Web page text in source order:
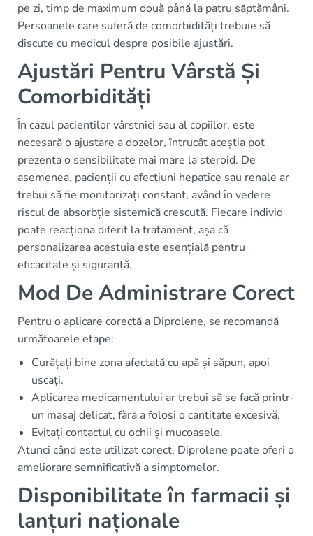
pe zi, timp de maximum două până la patru săptămâni.
Persoanele care suferă de comorbidități trebuie să
discute cu medicul despre posibile ajustări.
Ajustări Pentru Vârstă Și
Comorbidități
În cazul pacienților vârstnici sau al copiilor, este
necesară o ajustare a dozelor, întrucât aceștia pot
prezenta o sensibilitate mai mare la steroid. De
asemenea, pacienții cu afecțiuni hepatice sau renale ar
trebui să fie monitorizați constant, având în vedere
riscul de absorbție sistemică crescută. Fiecare individ
poate reacționa diferit la tratament, așa că
personalizarea acestuia este esențială pentru
eficacitate și siguranță.
Mod De Administrare Corect
Pentru o aplicare corectă a Diprolene, se recomandă
următoarele etape:
Curățați bine zona afectată cu apă și săpun, apoi
uscați.
Aplicarea medicamentului ar trebui să se facă printr-
un masaj delicat, fără a folosi o cantitate excesivă.
Evitați contactul cu ochii și mucoasele.
Atunci când este utilizat corect, Diprolene poate oferi o
ameliorare semnificativă a simptomelor.
Disponibilitate în farmacii și
lanțuri naționale